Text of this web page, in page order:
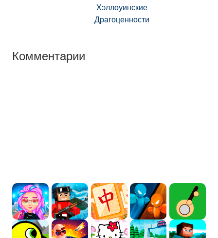
Хэллоуинские
Драгоценности
Комментарии